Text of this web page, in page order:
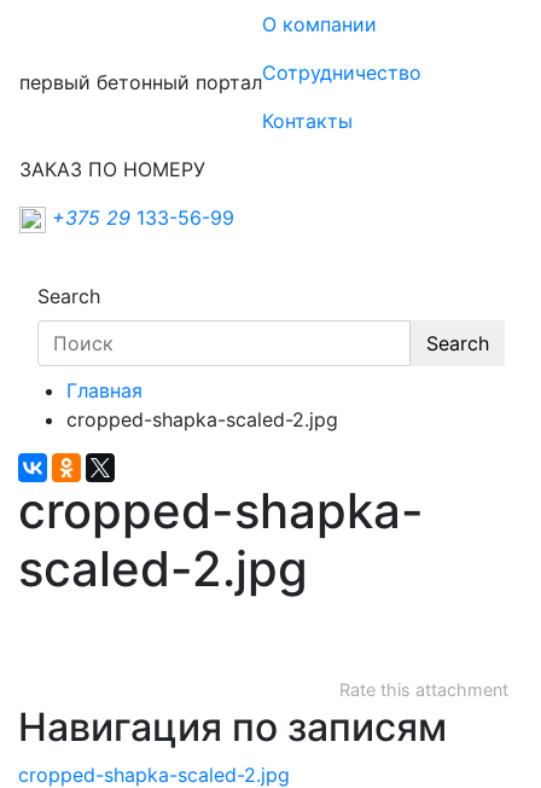
первый бетонный портал
О компании
Сотрудничество
Контакты
ЗАКАЗ ПО НОМЕРУ
+375 29 133-56-99
Search
Search
Главная
cropped-shapka-scaled-2.jpg
cropped-shapka-
scaled-2.jpg
Rate this attachment
Навигация по записям
cropped-shapka-scaled-2.jpg